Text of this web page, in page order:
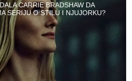
CARRIE BRADSHAW DA
SERIJU O STILU I NJUJORKU?